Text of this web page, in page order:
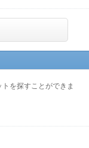
を探すことができま